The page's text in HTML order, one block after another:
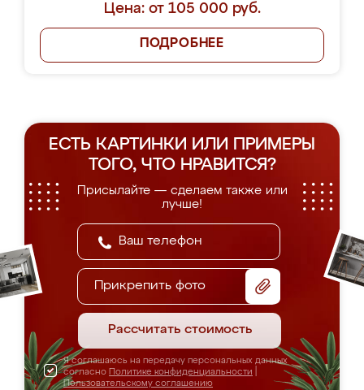
Цена: от 105 000 руб.
ПОДРОБНЕЕ
ЕСТЬ КАРТИНКИ ИЛИ ПРИМЕРЫ
ТОГО, ЧТО НРАВИТСЯ?
Присылайте — сделаем также или
лучше!
Прикрепить фото
Рассчитать стоимость
Я соглашаюсь на передачу персональных данных
согласно Политике конфиденциальности
Пользовательскому соглашению